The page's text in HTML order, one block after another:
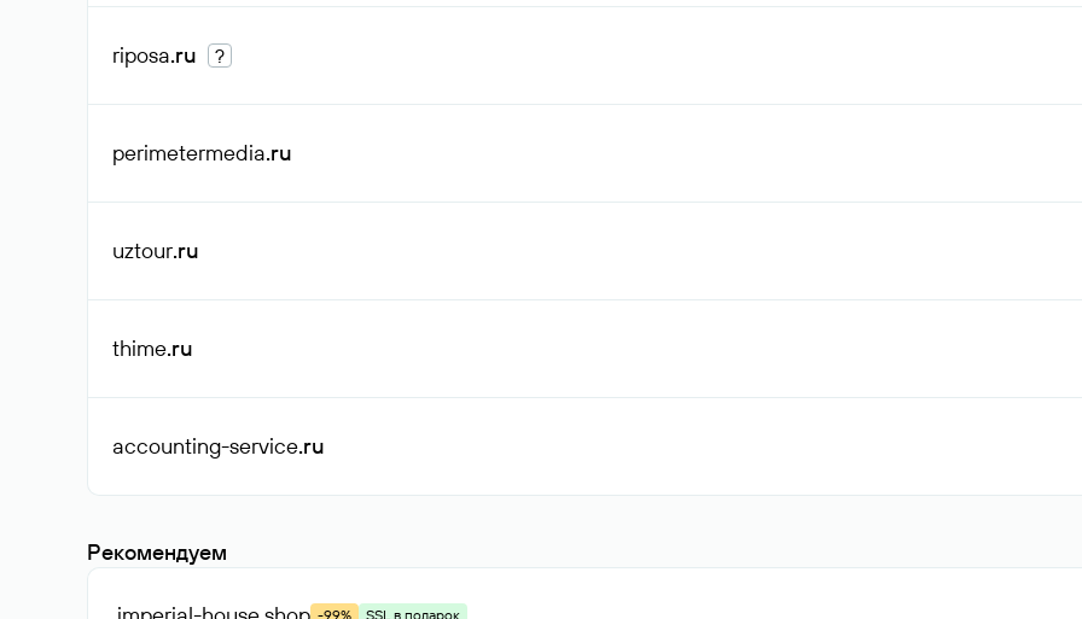
riposa.ru ?
perimetermedia.ru
uztour.ru
thime.ru
accounting-service.ru
Рекомендуем
-99% SSL в подарок